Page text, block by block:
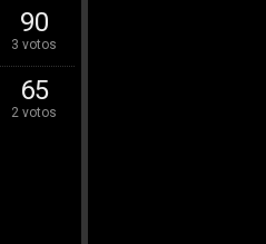
90
3 votos
65
2 votos